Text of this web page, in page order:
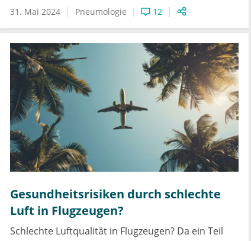
31. Mai 2024 Pneumologie 12
Gesundheitsrisiken durch schlechte
Luft in Flugzeugen?
Schlechte Luftqualität in Flugzeugen? Da ein Teil